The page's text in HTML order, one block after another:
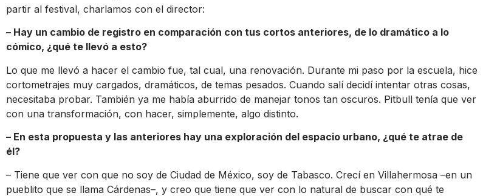
partir al festival, charlamos con el director:
– Hay un cambio de registro en comparación con tus cortos anteriores, de lo dramático a lo
cómico, ¿qué te llevó a esto?
Lo que me llevó a hacer el cambio fue, tal cual, una renovación. Durante mi paso por la escuela, hice
cortometrajes muy cargados, dramáticos, de temas pesados. Cuando salí decidí intentar otras cosas,
necesitaba probar. También ya me había aburrido de manejar tonos tan oscuros. Pitbull tenía que ver
con una transformación, con hacer, simplemente, algo distinto.
– En esta propuesta y las anteriores hay una exploración del espacio urbano, ¿qué te atrae de
él?
– Tiene que ver con que no soy de Ciudad de México, soy de Tabasco. Crecí en Villahermosa –en un
pueblito que se llama Cárdenas–, y creo que tiene que ver con lo natural de buscar con qué te